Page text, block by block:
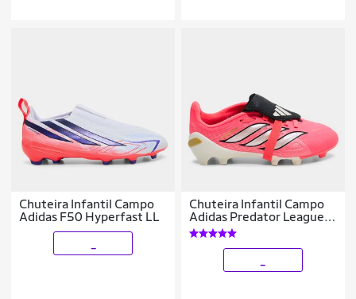
Chuteira Infantil Campo
Adidas F50 Hyperfast LL
Chuteira Infantil Campo
Adidas Predator League
Língua Dobrável Copa Do
Mundo